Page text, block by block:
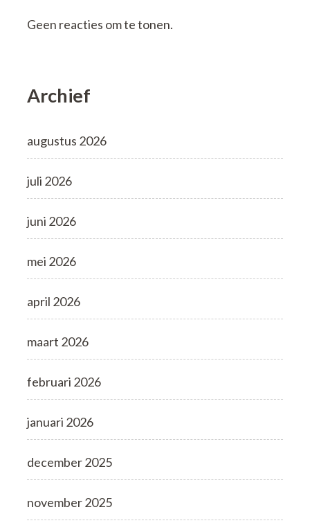
Geen reacties om te tonen.
Archief
augustus 2026
juli 2026
juni 2026
mei 2026
april 2026
maart 2026
februari 2026
januari 2026
december 2025
november 2025